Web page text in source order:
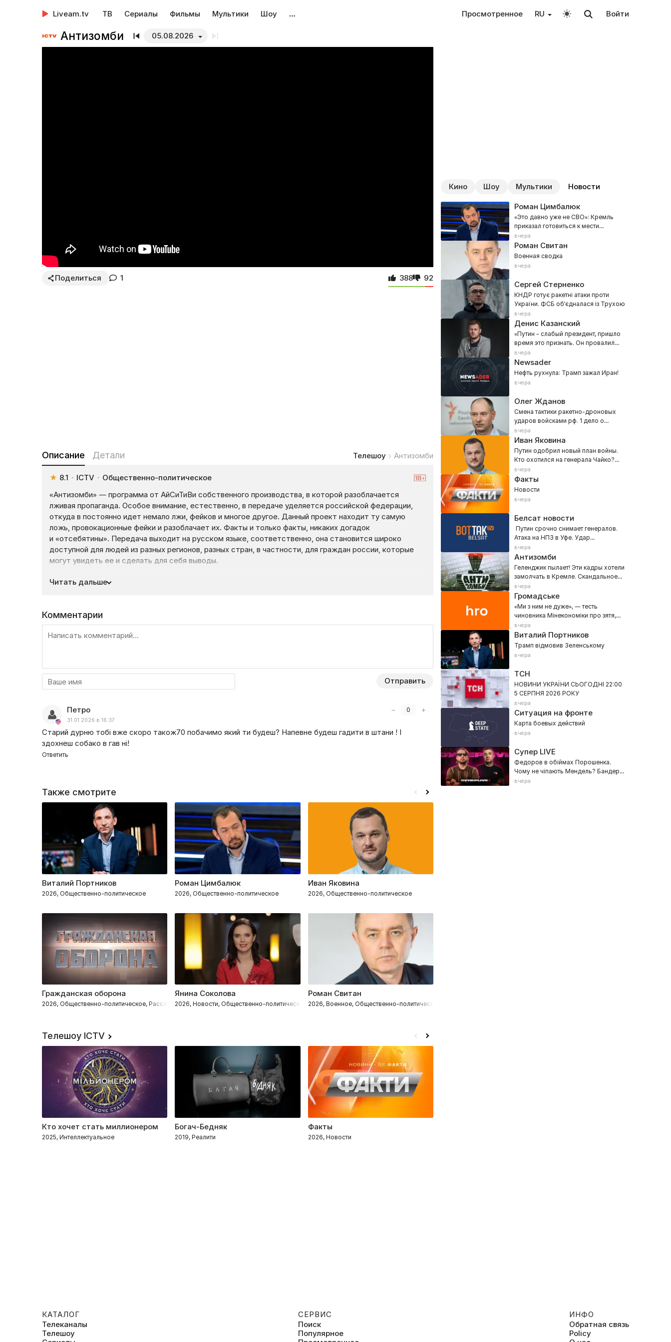
Liveam.tv ТВ Сериалы Фильмы Мультики Шоу … Просмотренное RU Войти
Антизомби 05.08.2026
Поделиться 1 388 92
Описание Детали Телешоу Антизомби
★ 8.1 · ICTV · Общественно-политическое
«Антизомби» — программа от АйСиТиВи собственного производства, в которой разоблачается
лживая пропаганда. Особое внимание, естественно, в передаче уделяется российской федерации,
откуда в постоянно идет немало лжи, фейков и многое другое. Данный проект находит ту самую
ложь, провокационные фейки и разоблачает их. Факты и только факты, никаких догадок
и «отсебятины». Передача выходит на русском языке, соответственно, она становится широко
доступной для людей из разных регионов, разных стран, в частности, для граждан россии, которые
могут увидеть ее и сделать для себя выводы.
важно знать правду, чтобы самостоятельно провести анализ и определить, где добро, а где — зло.
Читать дальше
Комментарии
Отправить
− 0 +
Петро
31.01.2026 в 16:37
Старий дурню тобі вже скоро також70 побачимо який ти будеш? Напевне будеш гадити в штани ! І
здохнеш собако в гав ні!
Ответить
Кино Шоу Мультики Новости
Роман Цимбалюк
«Это давно уже не СВО»: Кремль
приказал готовиться к мести
украинцев за Киев!
вчера
Роман Свитан
Военная сводка
вчера
Сергей Стерненко
КНДР готує ракетні атаки проти
України. ФСБ обʼєдналася із Трухою
вчера
Денис Казанский
«Путин – слабый президент, пришло
время это признать. Он провалил
все!» Z-военкора прорвало в эфире
вчера
Newsader
Нефть рухнула: Трамп зажал Иран!
вчера
Олег Жданов
Смена тактики ракетно-дроновых
ударов войсками рф. 1 дело о
преступлениях против человечности
вчера
Иван Яковина
Путин одобрил новый план войны.
Кто охотился на генерала Чайко?
Начало «войны городов»
вчера
Факты
Новости
вчера
Белсат новости
Путин срочно снимает генералов.
Атака на НПЗ в Уфе. Удар
баллистикой по Киеву
вчера
Антизомби
Геленджик пылает! Эти кадры хотели
замолчать в Кремле. Скандальное
признание Кузичева вне эфира
вчера
Громадське
«Ми з ним не дуже», — тесть
чиновника Мінекономіки про зятя,
який живе в його будинку в Козині
вчера
Виталий Портников
Трамп відмовив Зеленському
вчера
ТСН
НОВИНИ УКРАЇНИ СЬОГОДНІ 22:00
5 СЕРПНЯ 2026 РОКУ
вчера
Ситуация на фронте
Карта боевых действий
вчера
Супер LIVE
Федоров в обіймах Порошенка.
Чому не чіпають Мендель? Бандеру
судили в Москві
вчера
Также смотрите
Виталий Портников
2026, Общественно-политическое
Роман Цимбалюк
2026, Общественно-политическое
Иван Яковина
2026, Общественно-политическое
Гражданская оборона
2026, Общественно-политическое, Расследования
Янина Соколова
2026, Новости, Общественно-политическое
Роман Свитан
2026, Военное, Общественно-политическое
Телешоу ICTV
Кто хочет стать миллионером
2025, Интеллектуальное
Богач-Бедняк
2019, Реалити
Факты
2026, Новости
КАТАЛОГ
Телеканалы
Телешоу
СЕРВИС
Поиск
Популярное
ИНФО
Обратная связь
Policy